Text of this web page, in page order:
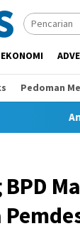
EKONOMI
Pedoman
Andi Satya
BPD